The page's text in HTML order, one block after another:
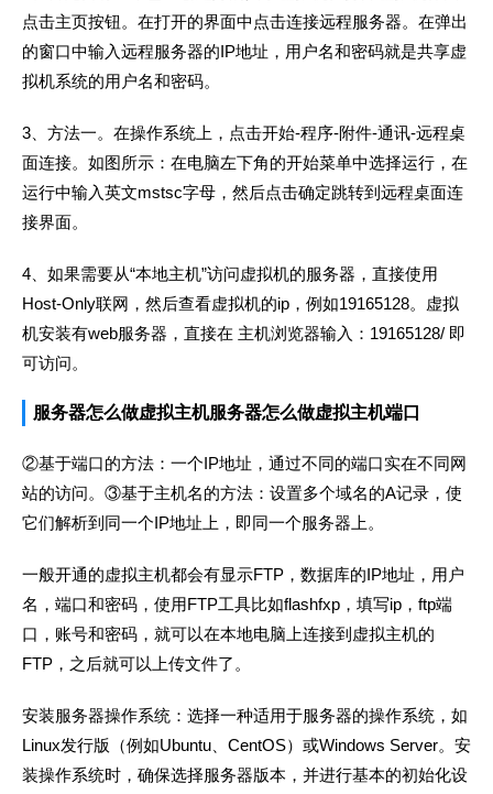
点击主页按钮。在打开的界面中点击连接远程服务器。在弹出
的窗口中输入远程服务器的IP地址，用户名和密码就是共享虚
拟机系统的用户名和密码。
3、方法一。在操作系统上，点击开始-程序-附件-通讯-远程桌
面连接。如图所示：在电脑左下角的开始菜单中选择运行，在
运行中输入英文mstsc字母，然后点击确定跳转到远程桌面连
接界面。
4、如果需要从“本地主机”访问虚拟机的服务器，直接使用
Host-Only联网，然后查看虚拟机的ip，例如19165128。虚拟
机安装有web服务器，直接在 主机浏览器输入：19165128/ 即
可访问。
服务器怎么做虚拟主机服务器怎么做虚拟主机端口
②基于端口的方法：一个IP地址，通过不同的端口实在不同网
站的访问。③基于主机名的方法：设置多个域名的A记录，使
它们解析到同一个IP地址上，即同一个服务器上。
一般开通的虚拟主机都会有显示FTP，数据库的IP地址，用户
名，端口和密码，使用FTP工具比如flashfxp，填写ip，ftp端
口，账号和密码，就可以在本地电脑上连接到虚拟主机的
FTP，之后就可以上传文件了。
安装服务器操作系统：选择一种适用于服务器的操作系统，如
Linux发行版（例如Ubuntu、CentOS）或Windows Server。安
装操作系统时，确保选择服务器版本，并进行基本的初始化设